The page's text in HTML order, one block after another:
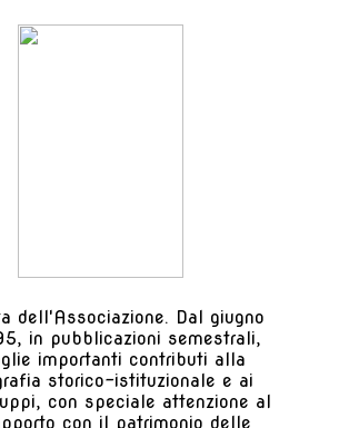
dell'Associazione. Dal giugno
in pubblicazioni semestrali,
importanti contributi alla
storico-istituzionale e ai
con speciale attenzione al
con il patrimonio delle